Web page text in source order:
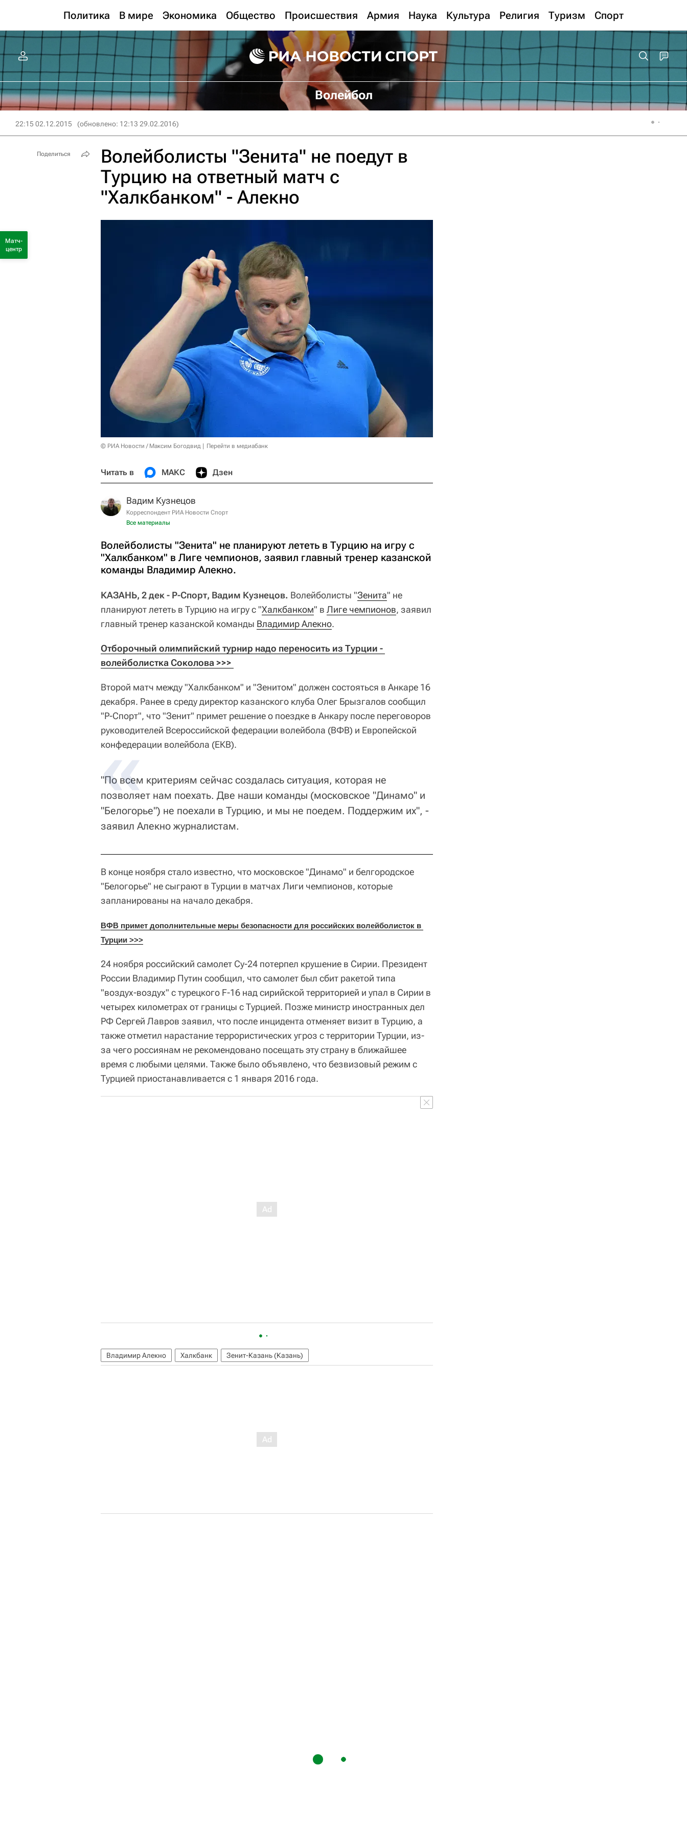
Политика В мире Экономика Общество Происшествия Армия Наука Культура Религия Туризм Спорт
Волейбол
22:15 02.12.2015 (обновлено: 12:13 29.02.2016)
Волейболисты "Зенита" не поедут в
Турцию на ответный матч с
"Халкбанком" - Алекно
© РИА Новости / Максим Богодвид Перейти в медиабанк
Читать в МАКС Дзен
Вадим Кузнецов
Корреспондент РИА Новости Спорт
Все материалы
Волейболисты "Зенита" не планируют лететь в Турцию на игру с
"Халкбанком" в Лиге чемпионов, заявил главный тренер казанской
команды Владимир Алекно.
КАЗАНЬ, 2 дек - Р-Спорт, Вадим Кузнецов. Волейболисты "Зенита" не
планируют лететь в Турцию на игру с "Халкбанком" в Лиге чемпионов, заявил
главный тренер казанской команды Владимир Алекно.
Отборочный олимпийский турнир надо переносить из Турции -
волейболистка Соколова >>>
Второй матч между "Халкбанком" и "Зенитом" должен состояться в Анкаре 16
декабря. Ранее в среду директор казанского клуба Олег Брызгалов сообщил
"Р-Спорт", что "Зенит" примет решение о поездке в Анкару после переговоров
руководителей Всероссийской федерации волейбола (ВФВ) и Европейской
конфедерации волейбола (ЕКВ).
"По всем критериям сейчас создалась ситуация, которая не
позволяет нам поехать. Две наши команды (московское "Динамо" и
"Белогорье") не поехали в Турцию, и мы не поедем. Поддержим их", -
заявил Алекно журналистам.
В конце ноября стало известно, что московское "Динамо" и белгородское
"Белогорье" не сыграют в Турции в матчах Лиги чемпионов, которые
запланированы на начало декабря.
ВФВ примет дополнительные меры безопасности для российских волейболисток в
Турции >>>
24 ноября российский самолет Су-24 потерпел крушение в Сирии. Президент
России Владимир Путин сообщил, что самолет был сбит ракетой типа
"воздух-воздух" с турецкого F-16 над сирийской территорией и упал в Сирии в
четырех километрах от границы с Турцией. Позже министр иностранных дел
РФ Сергей Лавров заявил, что после инцидента отменяет визит в Турцию, а
также отметил нарастание террористических угроз с территории Турции, из-
за чего россиянам не рекомендовано посещать эту страну в ближайшее
время с любыми целями. Также было объявлено, что безвизовый режим с
Турцией приостанавливается с 1 января 2016 года.
Владимир Алекно Халкбанк Зенит-Казань (Казань)
Поделиться
Матч-
центр